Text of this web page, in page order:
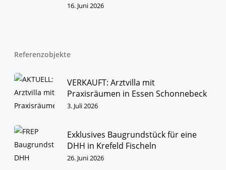
16. Juni 2026
Referenzobjekte
VERKAUFT: Arztvilla mit
Praxisräumen in Essen Schonnebeck
3. Juli 2026
Exklusives Baugrundstück für eine
DHH in Krefeld Fischeln
26. Juni 2026